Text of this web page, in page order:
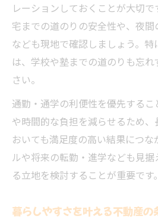
レーションしておくことが大切
宅までの道のりの安全性や、夜
なども現地で確認しましょう。
は、学校や塾までの道のりも忘
さい。
通勤・通学の利便性を優先する
や時間的な負担を減らせるため
おいても満足度の高い結果につ
ルや将来の転勤・進学なども見
る立地を検討することが重要です。
暮らしやすさを叶える不動産の